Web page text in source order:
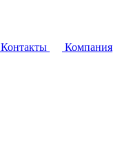
Контакты
Компания